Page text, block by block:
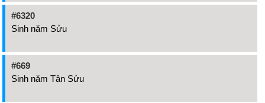
#6320
Sinh năm Sửu
#669
Sinh năm Tân Sửu